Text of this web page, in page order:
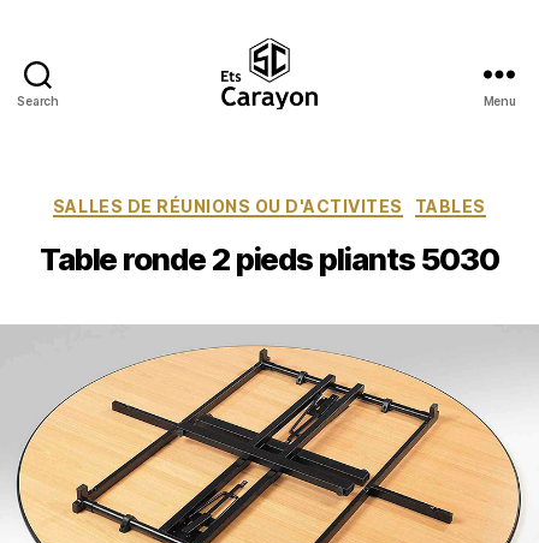
Search Menu
Catégories
SALLES DE RÉUNIONS OU D'ACTIVITES TABLES
Table ronde 2 pieds pliants 5030